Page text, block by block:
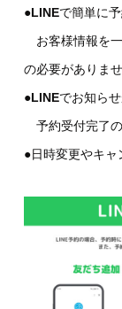
●LINEで簡単に
お客様情報を
の必要がありま
●LINEでお知ら
予約受付完了
●日時変更やキャ